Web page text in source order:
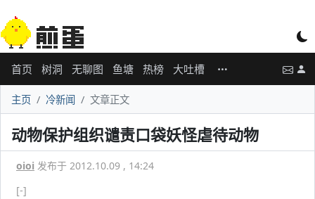
首页 树洞 无聊图 鱼塘 热榜 大吐槽
主页 冷新闻 文章正文
动物保护组织谴责口袋妖怪虐待动物
oioi 发布于 2012.10.09 , 14:24
[-]